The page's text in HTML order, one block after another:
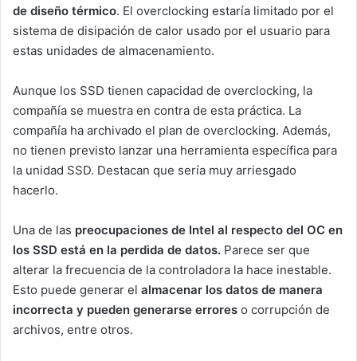
de diseño térmico. El overclocking estaría limitado por el
sistema de disipación de calor usado por el usuario para
estas unidades de almacenamiento.
Aunque los SSD tienen capacidad de overclocking, la
compañía se muestra en contra de esta práctica. La
compañía ha archivado el plan de overclocking. Además,
no tienen previsto lanzar una herramienta específica para
la unidad SSD. Destacan que sería muy arriesgado
hacerlo.
Una de las preocupaciones de Intel al respecto del OC en
los SSD está en la perdida de datos. Parece ser que
alterar la frecuencia de la controladora la hace inestable.
Esto puede generar el almacenar los datos de manera
incorrecta y pueden generarse errores o corrupción de
archivos, entre otros.